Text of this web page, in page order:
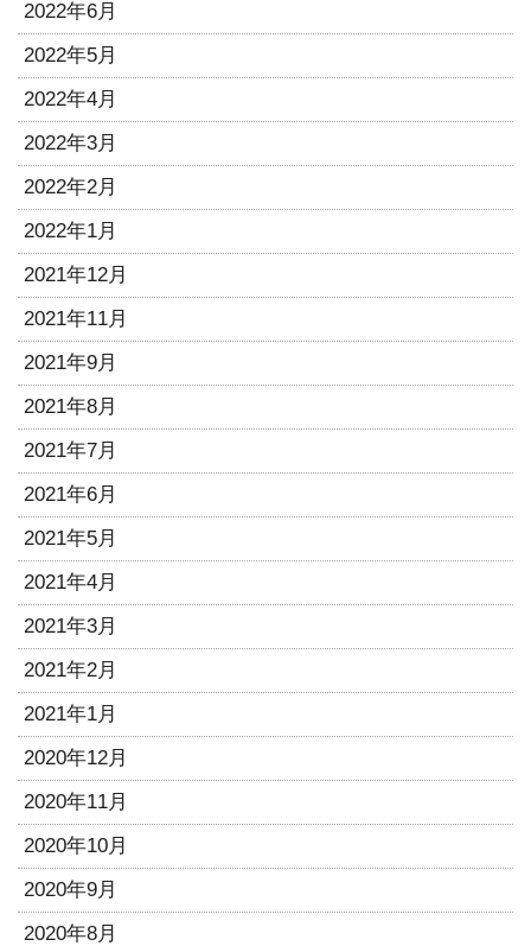
2022年6月
2022年5月
2022年4月
2022年3月
2022年2月
2022年1月
2021年12月
2021年11月
2021年9月
2021年8月
2021年7月
2021年6月
2021年5月
2021年4月
2021年3月
2021年2月
2021年1月
2020年12月
2020年11月
2020年10月
2020年9月
2020年8月